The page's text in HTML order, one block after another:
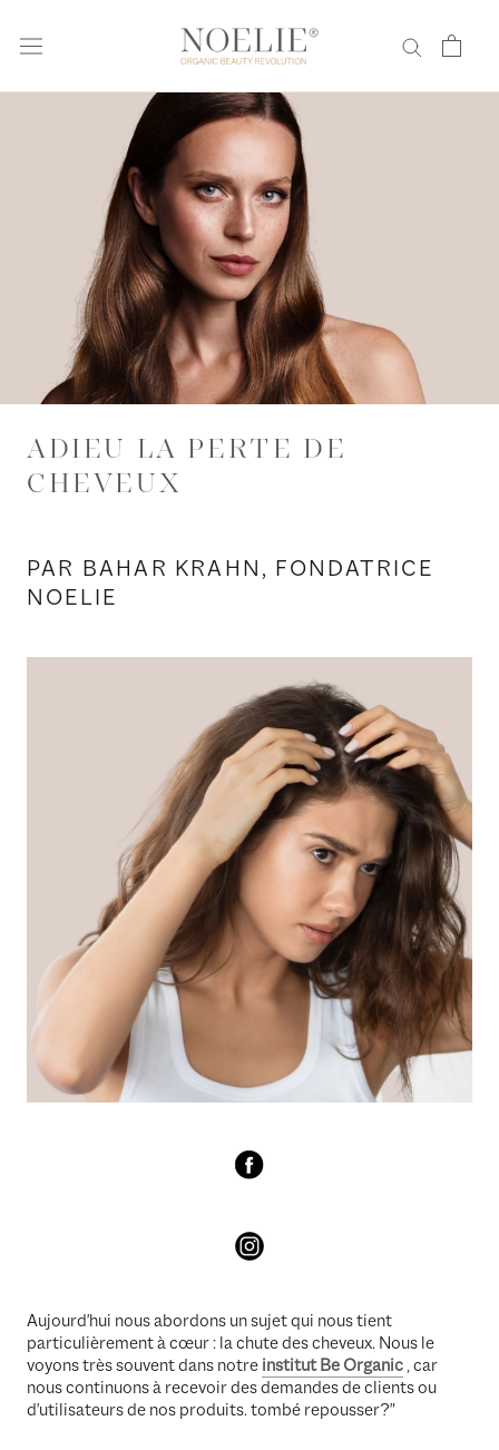
ADIEU LA PERTE DE
CHEVEUX
PAR BAHAR KRAHN, FONDATRICE
NOELIE
Aujourd'hui nous abordons un sujet qui nous tient
particulièrement à cœur : la chute des cheveux. Nous le
voyons très souvent dans notre institut Be Organic, car
nous continuons à recevoir des demandes de clients ou
d'utilisateurs de nos produits. tombé repousser?"